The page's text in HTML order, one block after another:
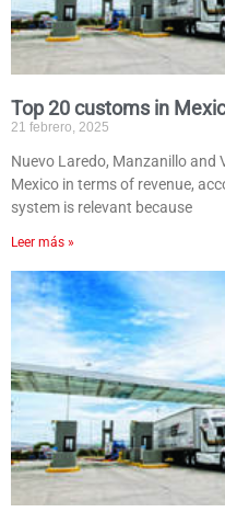
Top 20 customs in
21 febrero, 2025
Nuevo Laredo, Manzanillo and
Mexico in terms of revenue,
system is relevant because
Leer más »